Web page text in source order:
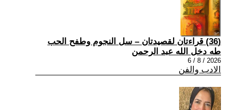
(36) قراءتان لقصيدتان – سل النجوم وطفح الحب
طه دخل الله عبد الرحمن
2026 / 8 / 6
الادب والفن